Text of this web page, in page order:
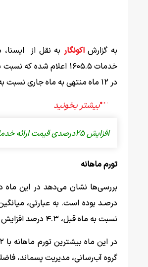
به گزارشاکونگار به نقل از
در ۱۲ ماه منتهی به ماه جاری نسبت به دوره مشابه سال قبل (تورم سالانه) ۳۶.۸ درصد افزایش داشته است.
افزایش ۲۵درصدی قیمت ارائه خدمات
تورم ماهانه
نسبت به ماه قبل، ۴.۳ درصد افزایش دارد.
گروه آب‌رسانی، مدیریت پسماند،